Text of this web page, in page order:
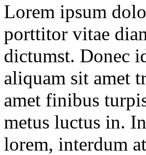
Lorem ipsum
porttitor vitae
dictumst. Donec
aliquam sit amet
amet finibus
metus luctus in.
lorem, interdum